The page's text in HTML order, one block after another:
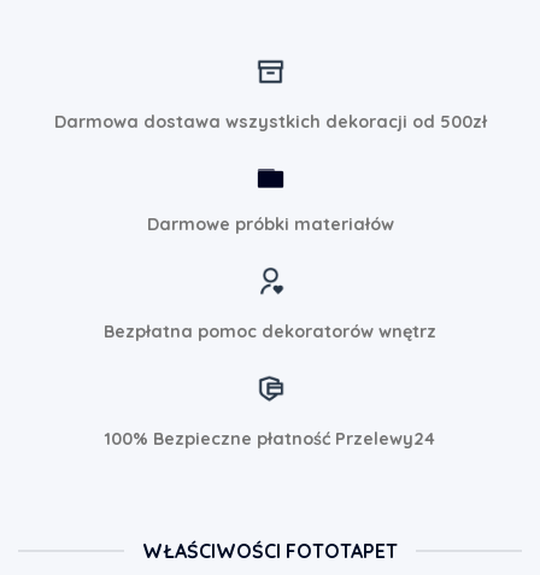
Darmowa dostawa wszystkich dekoracji od 500zł
Darmowe próbki materiałów
Bezpłatna pomoc dekoratorów wnętrz
100% Bezpieczne płatność Przelewy24
WŁAŚCIWOŚCI FOTOTAPET